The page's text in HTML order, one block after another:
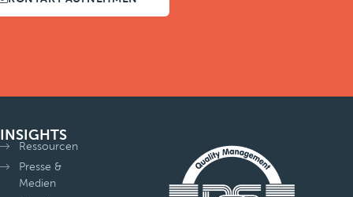
INSIGHTS
Ressourcen
Presse &
Medien